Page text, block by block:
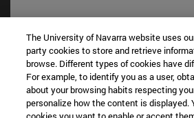
Accesos directos
The University of Navarra website uses
party cookies to store and retrieve
browse. Different types of cookies have
For example, to identify you as a user,
about your browsing habits respecting
personalize how the content is displayed.